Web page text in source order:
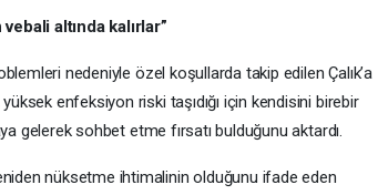
altında kalırlar”
nedeniyle özel koşullarda takip edilen Çalık’a
enfeksiyon riski taşıdığı için kendisini birebir
gelerek sohbet etme fırsatı bulduğunu aktardı.
nüksetme ihtimalinin olduğunu ifade eden